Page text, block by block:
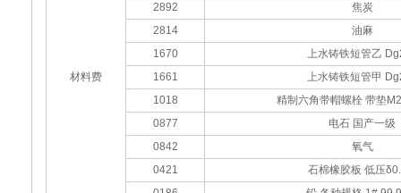
材料费
2892
焦炭
2814
油麻
1670
上水铸铁短管乙
1661
上水铸铁短管甲
1018
精制六角带帽螺栓 带垫
0877
电石 国产一级
0842
氧气
0421
石棉橡胶板 低压